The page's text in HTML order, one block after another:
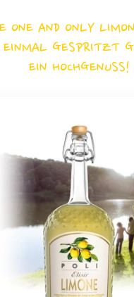
ONE AND ONLY
EINMAL GESPRITZT
EIN HOCHGENUSS!